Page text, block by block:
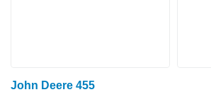
John Deere 455